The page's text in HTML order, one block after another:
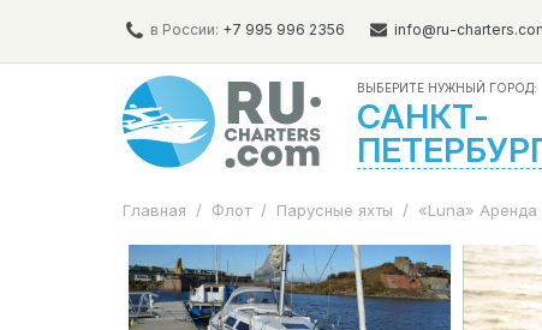
в России: +7 995 996 2356 info@ru-
ВЫБЕРИТЕ НУЖНЫЙ ГОРОД:
САНКТ-
Главная / Флот / Парусные яхты / «Luna»